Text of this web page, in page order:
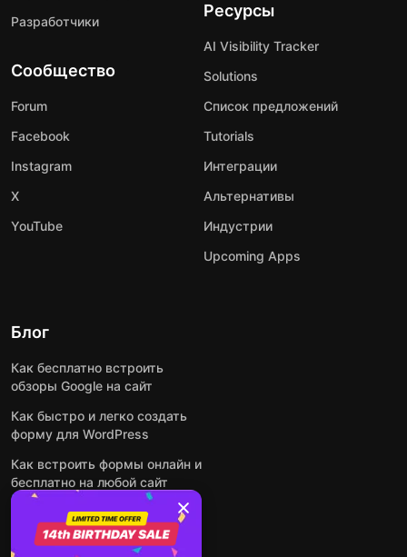
Разработчики
Сообщество
Forum
Facebook
Instagram
X
YouTube
Ресурсы
AI Visibility Tracker
Solutions
Список предложений
Tutorials
Интеграции
Альтернативы
Индустрии
Upcoming Apps
Блог
Как бесплатно встроить
обзоры Google на сайт
Как быстро и легко создать
форму для WordPress
Как встроить формы онлайн и
бесплатно на любой сайт
Как встроить ленту Instagram
на сайт